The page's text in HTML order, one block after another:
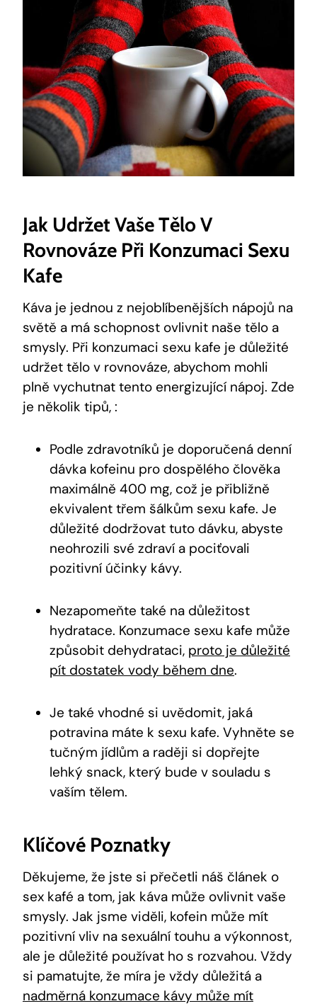
Jak Udržet Vaše Tělo V
Rovnováze Při Konzumaci Sexu
Kafe
Káva je jednou z nejoblíbenějších nápojů na
světě a má schopnost ovlivnit naše tělo a
smysly. Při konzumaci sexu kafe je důležité
udržet tělo v rovnováze, abychom mohli
plně vychutnat tento energizující nápoj. Zde
je několik tipů, :
Podle zdravotníků je doporučená denní
dávka kofeinu pro dospělého člověka
maximálně 400 mg, což je přibližně
ekvivalent třem šálkům sexu kafe. Je
důležité dodržovat tuto dávku, abyste
neohrozili své zdraví a pociťovali
pozitivní účinky kávy.
Nezapomeňte také na důležitost
hydratace. Konzumace sexu kafe může
způsobit dehydrataci, proto je důležité
pít dostatek vody během dne.
Je také vhodné si uvědomit, jaká
potravina máte k sexu kafe. Vyhněte se
tučným jídlům a raději si dopřejte
lehký snack, který bude v souladu s
vaším tělem.
Klíčové Poznatky
Děkujeme, že jste si přečetli náš článek o
sex kafé a tom, jak káva může ovlivnit vaše
smysly. Jak jsme viděli, kofein může mít
pozitivní vliv na sexuální touhu a výkonnost,
ale je důležité používat ho s rozvahou. Vždy
si pamatujte, že míra je vždy důležitá a
nadměrná konzumace kávy může mít